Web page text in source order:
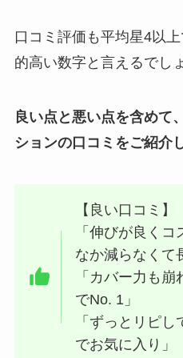
口コミ評価も平均星4以
的高い数字と言えるでし
良い点と悪い点を含めて
ションの口コミをご紹介
【良い口コミ】
「伸びが良く
なか減らなくて
「カバー力も
でNo. 1」
「ずっとリピ
でお気に入り」